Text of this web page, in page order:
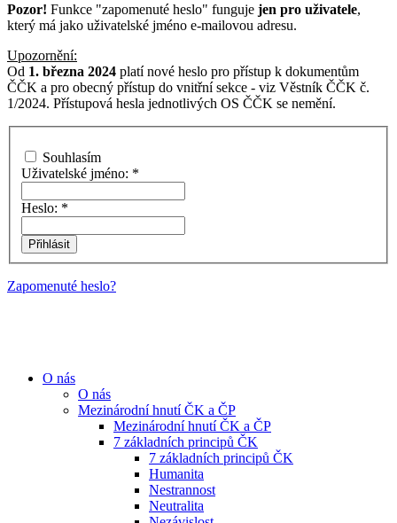
Pozor! Funkce "zapomenuté heslo" funguje jen pro uživatele,
který má jako uživatelské jméno e-mailovou adresu.
Upozornění:
Od 1. března 2024 platí nové heslo pro přístup k dokumentům
ČČK a pro obecný přístup do vnitřní sekce - viz Věstník ČČK č.
1/2024. Přístupová hesla jednotlivých OS ČČK se nemění.
Souhlasím
Uživatelské jméno: *
Heslo: *
Zapomenuté heslo?
O nás
O nás
Mezinárodní hnutí ČK a ČP
Mezinárodní hnutí ČK a ČP
7 základních principů ČK
7 základních principů ČK
Humanita
Nestrannost
Neutralita